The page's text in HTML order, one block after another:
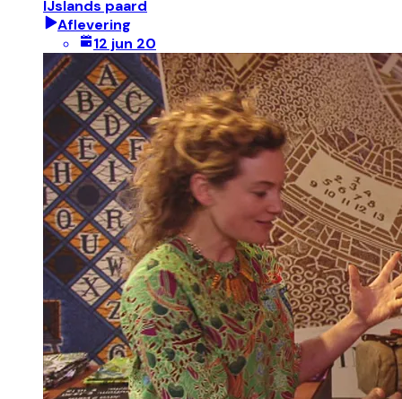
IJslands paard
Aflevering
12 jun 20